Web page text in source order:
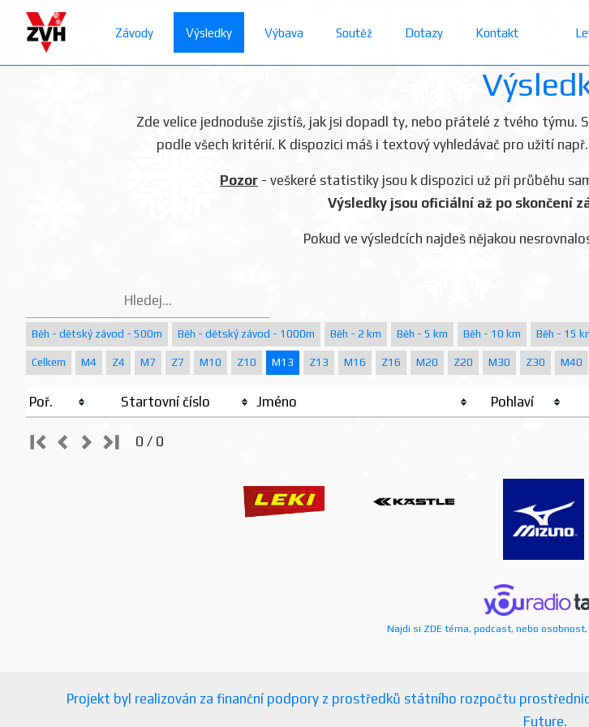
Závody Výsledky Výbava Soutěž Dotazy Kontakt
Zde velice jednoduše zjistíš, jak jsi dopadl ty, nebo přátelé z tvého
podle všech kritérií. K dispozici máš i textový vyhledávač pro užití
Pozor - veškeré statistiky jsou k dispozici už při průběhu
Výsledky jsou oficiální až po skončení
Pokud ve výsledcích najdeš nějakou
Běh - dětský závod - 500m Běh - dětský závod - 1000m Běh - 2 km Běh - 5 km Běh - 10 km Běh - 15
Celkem M4 Z4 M7 Z7 M10 Z10 M13 Z13 M16 Z16 M20 Z20 M30 Z30 M40
Poř. Startovní číslo Jméno Pohlaví
0 / 0
Najdi si ZDE téma, podcast, nebo
Projekt byl realizován za finanční podpory z prostředků státního rozpočtu
Future.